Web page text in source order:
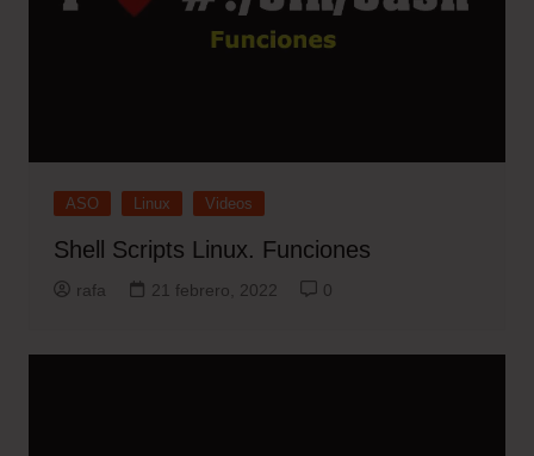
ASO Linux Videos
Shell Scripts Linux. Funciones
rafa 21 febrero, 2022 0